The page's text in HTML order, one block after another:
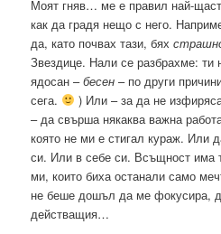
Моят гняв… ме е правил най-
как да градя нещо с него.
да, като почвах тази, бях
Звездице. Нали се разбрахме: ти
ядосан –бесен – по други
сега.
) Или – за да не
– да свърша някаква важна
която не ми е стигал кураж. Или
си. Или в себе си. Всъщност има
ми, които биха останали само
не беше дошъл да ме фокусира,
действащия…